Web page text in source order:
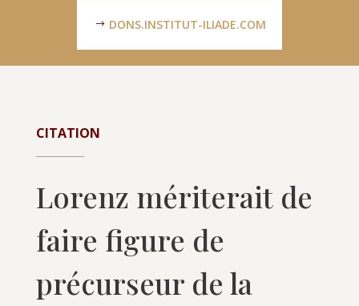
DONS.INSTITUT-ILIADE.COM
CITATION
Lorenz mériterait de
faire figure de
précurseur de la